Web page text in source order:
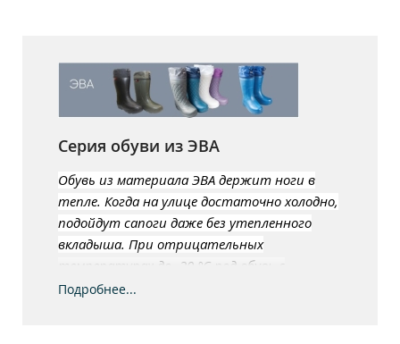
Серия обуви из ЭВА
Обувь из материала ЭВА держит ноги в
тепле. Когда на улице достаточно холодно,
подойдут сапоги даже без утепленного
вкладыша. При отрицательных
температурах до -20 °C под обувь с
утеплителем достаточно надеть тонкие
Подробнее...